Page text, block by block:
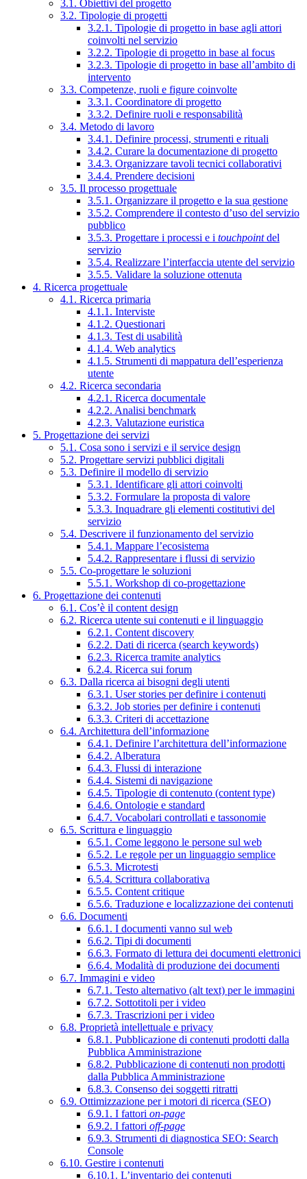
3.1. Obiettivi del progetto
3.2. Tipologie di progetti
3.2.1. Tipologie di progetto in base agli attori
coinvolti nel servizio
3.2.2. Tipologie di progetto in base al focus
3.2.3. Tipologie di progetto in base all’ambito di
intervento
3.3. Competenze, ruoli e figure coinvolte
3.3.1. Coordinatore di progetto
3.3.2. Definire ruoli e responsabilità
3.4. Metodo di lavoro
3.4.1. Definire processi, strumenti e rituali
3.4.2. Curare la documentazione di progetto
3.4.3. Organizzare tavoli tecnici collaborativi
3.4.4. Prendere decisioni
3.5. Il processo progettuale
3.5.1. Organizzare il progetto e la sua gestione
3.5.2. Comprendere il contesto d’uso del servizio
pubblico
3.5.3. Progettare i processi e i touchpointdel
servizio
3.5.4. Realizzare l’interfaccia utente del servizio
3.5.5. Validare la soluzione ottenuta
4. Ricerca progettuale
4.1. Ricerca primaria
4.1.1. Interviste
4.1.2. Questionari
4.1.3. Test di usabilità
4.1.4. Web analytics
4.1.5. Strumenti di mappatura dell’esperienza
utente
4.2. Ricerca secondaria
4.2.1. Ricerca documentale
4.2.2. Analisi benchmark
4.2.3. Valutazione euristica
5. Progettazione dei servizi
5.1. Cosa sono i servizi e il service design
5.2. Progettare servizi pubblici digitali
5.3. Definire il modello di servizio
5.3.1. Identificare gli attori coinvolti
5.3.2. Formulare la proposta di valore
5.3.3. Inquadrare gli elementi costitutivi del
servizio
5.4. Descrivere il funzionamento del servizio
5.4.1. Mappare l’ecosistema
5.4.2. Rappresentare i flussi di servizio
5.5. Co-progettare le soluzioni
5.5.1. Workshop di co-progettazione
6. Progettazione dei contenuti
6.1. Cos’è il content design
6.2. Ricerca utente sui contenuti e il linguaggio
6.2.1. Content discovery
6.2.2. Dati di ricerca (search keywords)
6.2.3. Ricerca tramite analytics
6.2.4. Ricerca sui forum
6.3. Dalla ricerca ai bisogni degli utenti
6.3.1. User stories per definire i contenuti
6.3.2. Job stories per definire i contenuti
6.3.3. Criteri di accettazione
6.4. Architettura dell’informazione
6.4.1. Definire l’architettura dell’informazione
6.4.2. Alberatura
6.4.3. Flussi di interazione
6.4.4. Sistemi di navigazione
6.4.5. Tipologie di contenuto (content type)
6.4.6. Ontologie e standard
6.4.7. Vocabolari controllati e tassonomie
6.5. Scrittura e linguaggio
6.5.1. Come leggono le persone sul web
6.5.2. Le regole per un linguaggio semplice
6.5.3. Microtesti
6.5.4. Scrittura collaborativa
6.5.5. Content critique
6.5.6. Traduzione e localizzazione dei contenuti
6.6. Documenti
6.6.1. I documenti vanno sul web
6.6.2. Tipi di documenti
6.6.3. Formato di lettura dei documenti elettronici
6.6.4. Modalità di produzione dei documenti
6.7. Immagini e video
6.7.1. Testo alternativo (alt text) per le immagini
6.7.2. Sottotitoli per i video
6.7.3. Trascrizioni per i video
6.8. Proprietà intellettuale e privacy
6.8.1. Pubblicazione di contenuti prodotti dalla
Pubblica Amministrazione
6.8.2. Pubblicazione di contenuti non prodotti
dalla Pubblica Amministrazione
6.8.3. Consenso dei soggetti ritratti
6.9. Ottimizzazione per i motori di ricerca (SEO)
6.9.1. I fattori on-page
6.9.2. I fattori off-page
6.9.3. Strumenti di diagnostica SEO: Search
Console
6.10. Gestire i contenuti
6.10.1. L’inventario dei contenuti